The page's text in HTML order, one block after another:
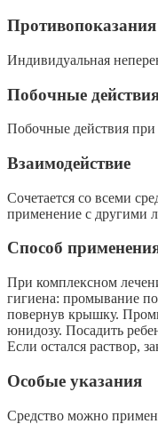
Противопоказания
Индивидуальная
Побочные
Побочные действия
Взаимодействие
Сочетается со всеми
применение с другими
Способ
При комплексном
гигиена: промывание
повернув крышку.
юнидозу. Посадить
Если остался раствор,
Особые указания
Средство можно